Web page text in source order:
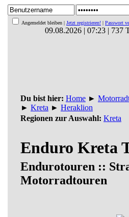
Angemeldet bleiben | Jetzt registrieren! | Passwort
09.08.2026 | 07:23 | 737
Du bist hier: Home►
► Kreta ► Heraklion
Regionen zur Auswahl: Kreta
Enduro Kreta
Endurotouren ::
Motorradtouren